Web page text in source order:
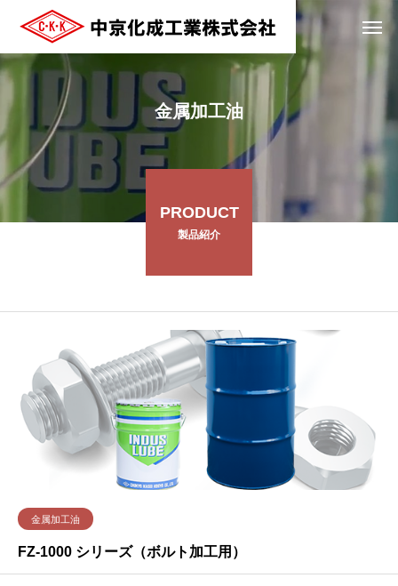
金属加工油
PRODUCT
製品紹介
金属加工油
FZ-1000 シリーズ（ボルト加工用）